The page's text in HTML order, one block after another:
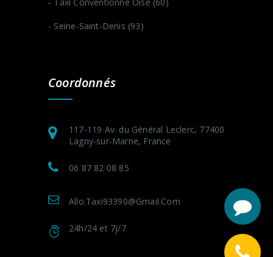
- Seine-Saint-Denis (93)
Coordonnés
117-119 Av. du Général Leclerc, 77400
Lagny-sur-Marne, France
06 87 82 08 85
Allo.taxi93390@gmail.com
24h/24 et 7j/7